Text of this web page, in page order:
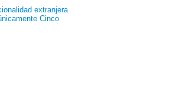
extranjera
Cinco